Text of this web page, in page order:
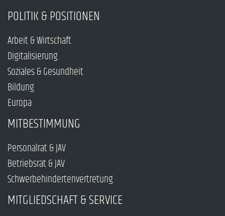
POLITIK & POSITIONEN
Arbeit & Wirtschaft
Digitalisierung
Soziales & Gesundheit
Bildung
Europa
MITBESTIMMUNG
Personalrat & JAV
Betriebsrat & JAV
Schwerbehindertenvertretung
MITGLIEDSCHAFT & SERVICE